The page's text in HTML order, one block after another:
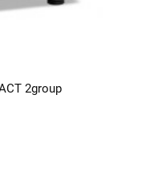
2group